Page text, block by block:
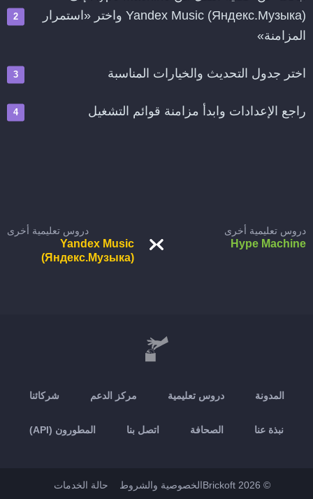
Yandex Music (Яндекс.Музыка) واختر «استمرار
المزامنة»
اختر جدول التحديث والخيارات المناسبة
راجع الإعدادات وابدأ مزامنة قوائم التشغيل
دروس تعليمية أخرى
Hype Machine
دروس تعليمية أخرى
Yandex Music
(Яндекс.Музыка)
المدونة دروس تعليمية مركز الدعم شركائنا
نبذة عنا الصحافة اتصل بنا المطورون (API)
© 2026 Brickoft الخصوصية والشروط حالة الخدمات